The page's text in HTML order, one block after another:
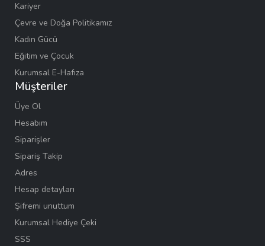
Kariyer
Çevre ve Doğa Politikamız
Kadın Gücü
Eğitim ve Çocuk
Kurumsal E-Hafıza
Müşteriler
Üye Ol
Hesabım
Siparişler
Sipariş Takip
Adres
Hesap detayları
Şifremi unuttum
Kurumsal Hediye Çeki
SSS